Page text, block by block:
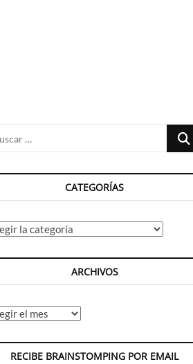
Buscar
CATEGORÍAS
ARCHIVOS
RECIBE BRAINSTOMPING POR EMAIL